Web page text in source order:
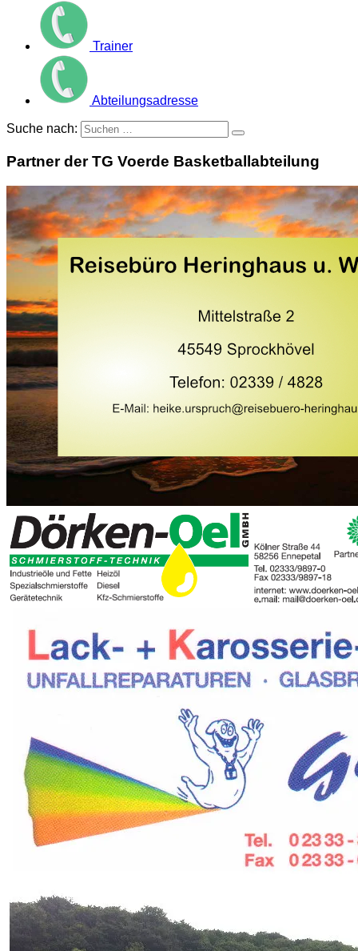
Trainer
Abteilungsadresse
Suche nach:
Partner der TG Voerde Basketballabteilung